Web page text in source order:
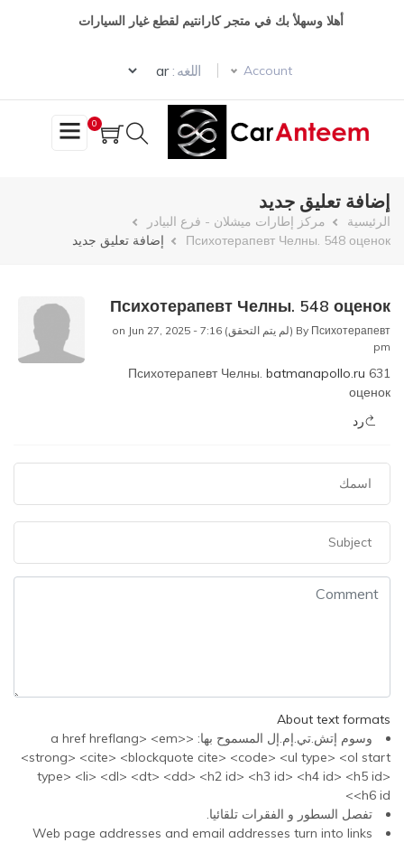
أهلا وسهلأ بك في متجر كارانتيم لقطع غيار السيارات
Account اللغه :
Select your language
0
إضافة تعليق جديد
مسار
الرئيسية
مركز إطارات ميشلان - فرع البيادر
Психотерапевт Челны. 548 оценок
إضافة تعليق جديد
Психотерапевт Челны. 548 оценок
By Психотерапевт (لم يتم التحقق)
on Jun 27, 2025 - 7:16
pm
Психотерапевт Челны. batmanapollo.ru 631
оценок
رد
About text formats
وسوم إتش.تي.إم.إل المسموح بها: <a href hreflang> <em>
<strong> <cite> <blockquote cite> <code> <ul type> <ol start
type> <li> <dl> <dt> <dd> <h2 id> <h3 id> <h4 id> <h5 id>
<h6 id>
تفصل السطور و الفقرات تلقائيا.
Web page addresses and email addresses turn into links